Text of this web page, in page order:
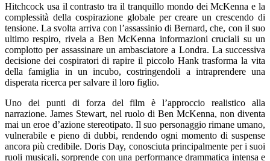
Hitchcock usa il contrasto tra il tranquillo mondo dei McKenna e la
complessità della cospirazione globale per creare un crescendo di
tensione. La svolta arriva con l’assassinio di Bernard, che, con il suo
ultimo respiro, rivela a Ben McKenna informazioni cruciali su un
complotto per assassinare un ambasciatore a Londra. La successiva
decisione dei cospiratori di rapire il piccolo Hank trasforma la vita
della famiglia in un incubo, costringendoli a intraprendere una
disperata ricerca per salvare il loro figlio.
Uno dei punti di forza del film è l’approccio realistico alla
narrazione. James Stewart, nel ruolo di Ben McKenna, non diventa
mai un eroe d’azione stereotipato. Il suo personaggio rimane umano,
vulnerabile e pieno di dubbi, rendendo ogni momento di suspense
ancora più credibile. Doris Day, conosciuta principalmente per i suoi
ruoli musicali, sorprende con una performance drammatica intensa e